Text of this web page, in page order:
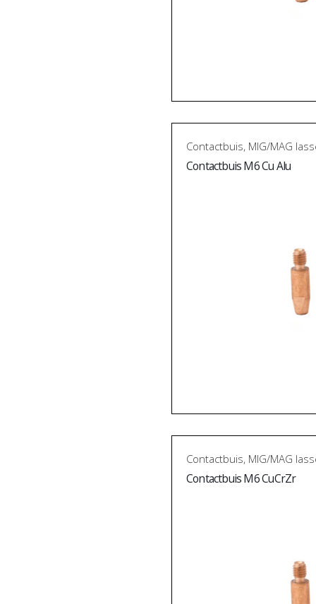
Contactbuis, MIG/MAG
Contactbuis M6 Cu Alu
Contactbuis, MIG/MAG
Contactbuis M6 CuCrZr